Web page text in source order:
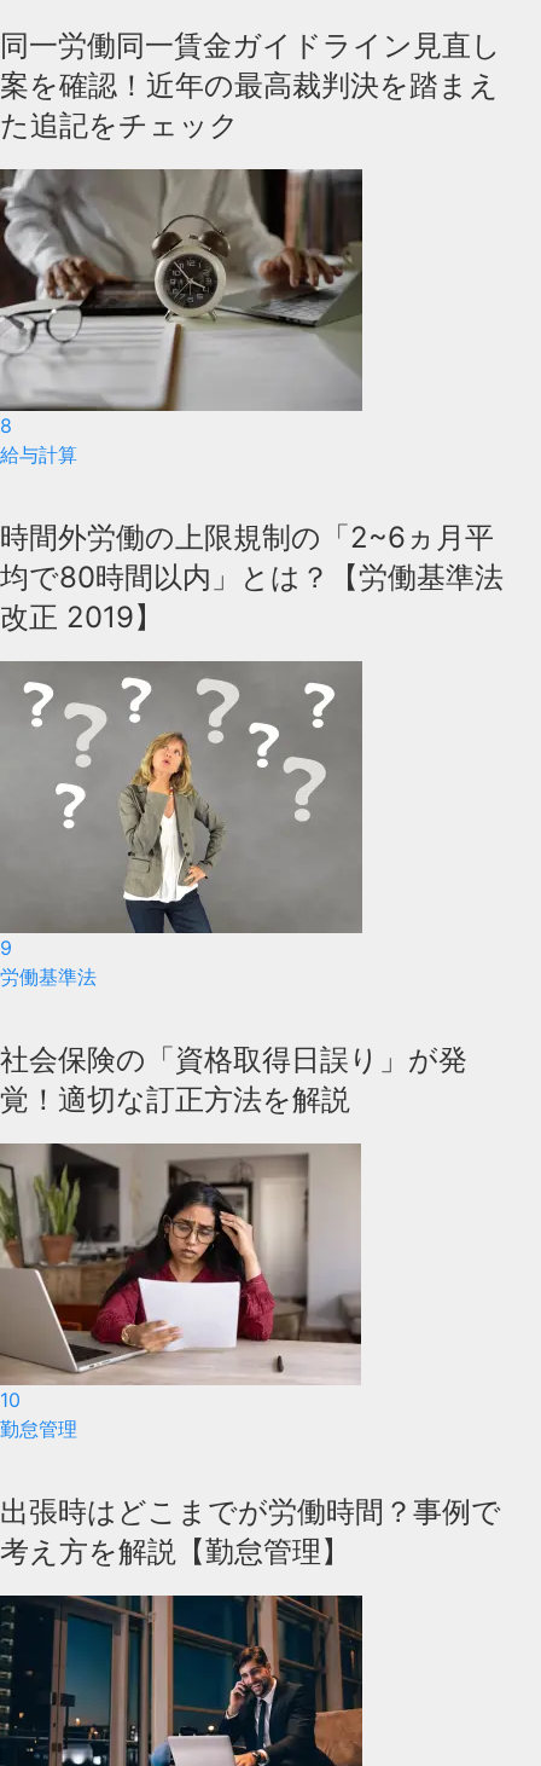
同一労働同一賃金ガイドライン見直し
案を確認！近年の最高裁判決を踏まえ
た追記をチェック
8
給与計算
時間外労働の上限規制の「2~6ヵ月平
均で80時間以内」とは？【労働基準法
改正 2019】
9
労働基準法
社会保険の「資格取得日誤り」が発
覚！適切な訂正方法を解説
10
勤怠管理
出張時はどこまでが労働時間？事例で
考え方を解説【勤怠管理】